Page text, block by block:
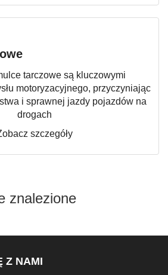
tarczowe są kluczowymi
motoryzacyjnego, przyczyniając
i sprawnej jazdy pojazdów na
drogach
szczegóły
znalezione
Z NAMI